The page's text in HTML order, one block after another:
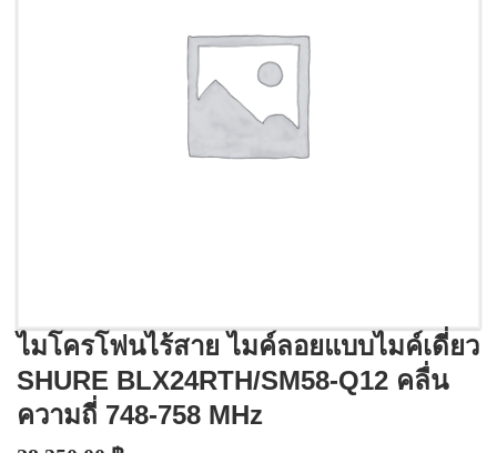
ไมโครโฟนไร้สาย ไมค์ลอยแบบไมค์เดี่ยว
SHURE BLX24RTH/SM58-Q12 คลื่น
ความถี่ 748-758 MHz